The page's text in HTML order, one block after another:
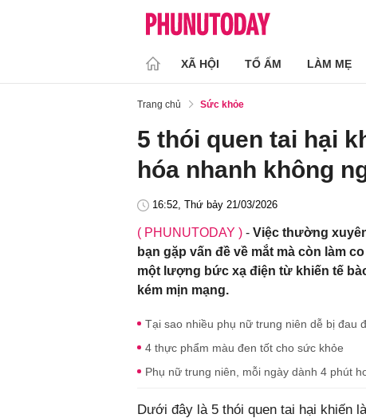
XÃ HỘI TỔ ẤM LÀM MẸ
Trang chủ Sức khỏe
5 thói quen tai hại
hóa nhanh không
16:52, Thứ bảy 21/03/2026
( PHUNUTODAY ) - Việc thường
bạn gặp vấn đề về mắt mà còn làm
một lượng bức xạ điện từ khiến tế
kém mịn mạng.
Tại sao nhiều phụ nữ trung niên dễ bị đau
4 thực phẩm màu đen tốt cho sức khỏe
Phụ nữ trung niên, mỗi ngày dành 4 phút
Dưới đây là 5 thói quen tai hại khiến